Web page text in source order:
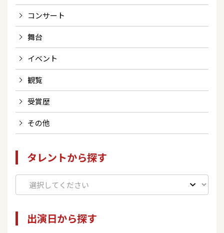
コンサート
舞台
イベント
観覧
受賞歴
その他
タレントから探す
出演日から探す